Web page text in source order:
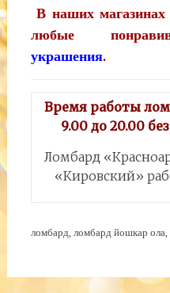
В наших
любые
украшения.
Время работы
9.00 до 20.00
Ломбард
«Кировский»
ломбард, ломбард йошкар ола,